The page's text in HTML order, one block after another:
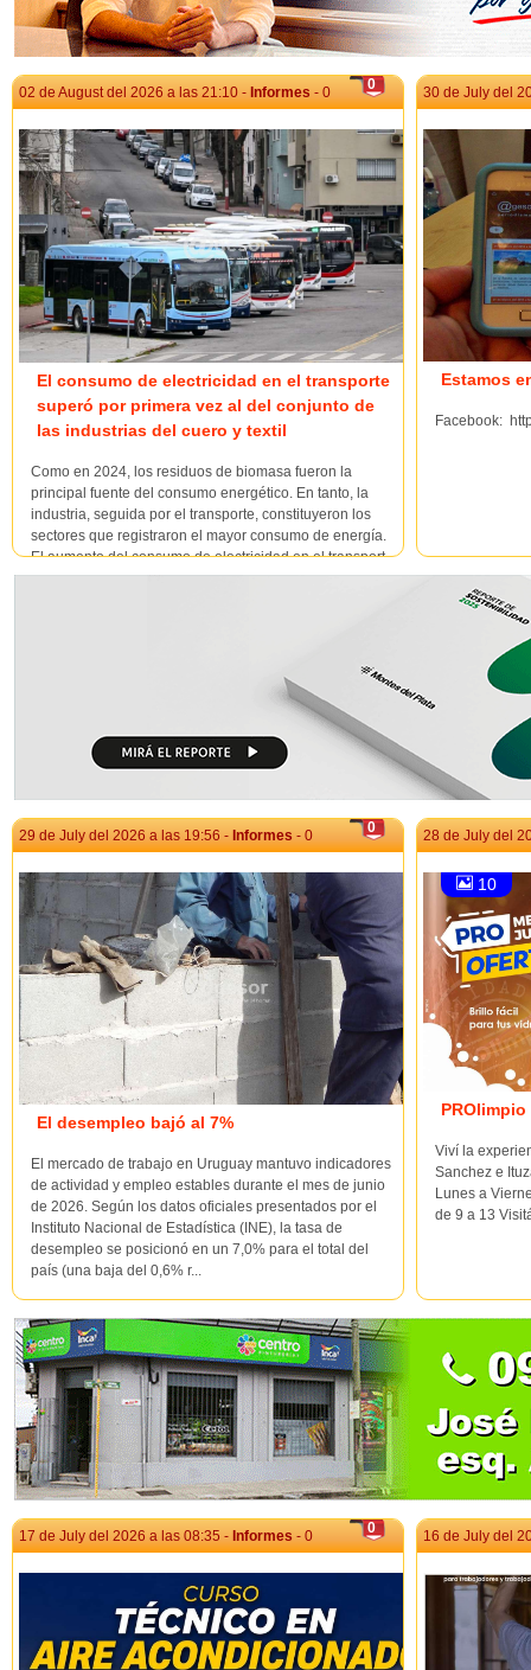
0
02 de August del 2026 a las 21:10 - Informes - 0
El consumo de electricidad en el transporte
superó por primera vez al del conjunto de
las industrias del cuero y textil
Como en 2024, los residuos de biomasa fueron la
principal fuente del consumo energético. En tanto, la
industria, seguida por el transporte, constituyeron los
sectores que registraron el mayor consumo de energía.
El aumento del consumo de electricidad en el transport...
30 de July del
Estamos
Facebook:
0
29 de July del 2026 a las 19:56 - Informes - 0
El desempleo bajó al 7%
El mercado de trabajo en Uruguay mantuvo indicadores
de actividad y empleo estables durante el mes de junio
de 2026. Según los datos oficiales presentados por el
Instituto Nacional de Estadística (INE), la tasa de
desempleo se posicionó en un 7,0% para el total del
país (una baja del 0,6% r...
28 de July del
10
Viví la
Sanchez e
Lunes a
de 9 a 13
0
17 de July del 2026 a las 08:35 - Informes - 0 16 de July del